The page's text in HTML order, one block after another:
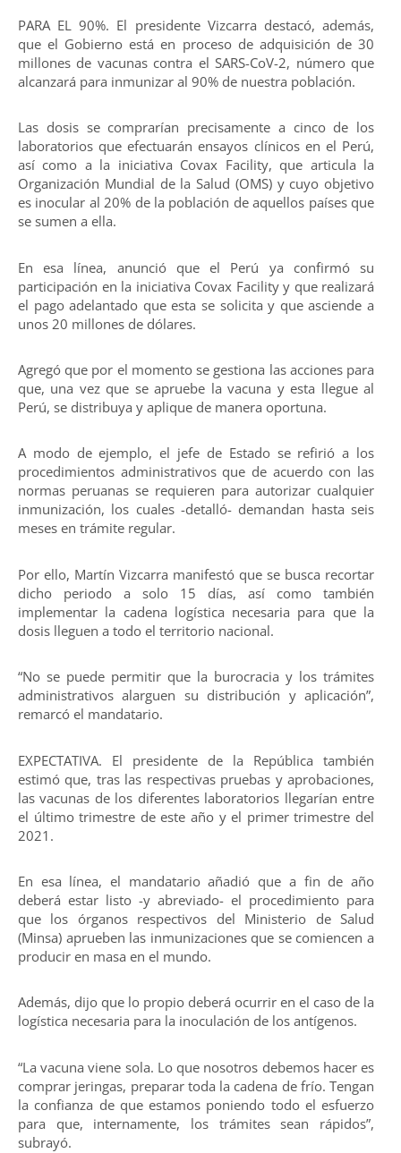
PARA EL 90%. El presidente Vizcarra destacó, además,
que el Gobierno está en proceso de adquisición de 30
millones de vacunas contra el SARS-CoV-2, número que
alcanzará para inmunizar al 90% de nuestra población.
Las dosis se comprarían precisamente a cinco de los
laboratorios que efectuarán ensayos clínicos en el Perú,
así como a la iniciativa Covax Facility, que articula la
Organización Mundial de la Salud (OMS) y cuyo objetivo
es inocular al 20% de la población de aquellos países que
se sumen a ella.
En esa línea, anunció que el Perú ya confirmó su
participación en la iniciativa Covax Facility y que realizará
el pago adelantado que esta se solicita y que asciende a
unos 20 millones de dólares.
Agregó que por el momento se gestiona las acciones para
que, una vez que se apruebe la vacuna y esta llegue al
Perú, se distribuya y aplique de manera oportuna.
A modo de ejemplo, el jefe de Estado se refirió a los
procedimientos administrativos que de acuerdo con las
normas peruanas se requieren para autorizar cualquier
inmunización, los cuales -detalló- demandan hasta seis
meses en trámite regular.
Por ello, Martín Vizcarra manifestó que se busca recortar
dicho periodo a solo 15 días, así como también
implementar la cadena logística necesaria para que la
dosis lleguen a todo el territorio nacional.
“No se puede permitir que la burocracia y los trámites
administrativos alarguen su distribución y aplicación”,
remarcó el mandatario.
EXPECTATIVA. El presidente de la República también
estimó que, tras las respectivas pruebas y aprobaciones,
las vacunas de los diferentes laboratorios llegarían entre
el último trimestre de este año y el primer trimestre del
2021.
En esa línea, el mandatario añadió que a fin de año
deberá estar listo -y abreviado- el procedimiento para
que los órganos respectivos del Ministerio de Salud
(Minsa) aprueben las inmunizaciones que se comiencen a
producir en masa en el mundo.
Además, dijo que lo propio deberá ocurrir en el caso de la
logística necesaria para la inoculación de los antígenos.
“La vacuna viene sola. Lo que nosotros debemos hacer es
comprar jeringas, preparar toda la cadena de frío. Tengan
la confianza de que estamos poniendo todo el esfuerzo
para que, internamente, los trámites sean rápidos”,
subrayó.